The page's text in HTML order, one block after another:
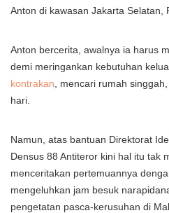
Anton di kawasan Jakarta Selatan,
Anton bercerita, awalnya ia harus
demi meringankan kebutuhan
kontrakan , mencari rumah
hari.
Namun, atas bantuan Direktorat
Densus 88 Antiteror kini hal itu tak
menceritakan pertemuannya
mengeluhkan jam besuk
pengetatan pasca-kerusuhan di